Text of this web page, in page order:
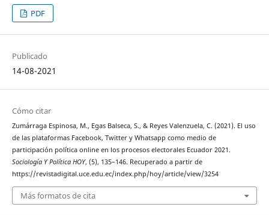
PDF
Publicado
14-08-2021
Cómo citar
Zumárraga Espinosa, M., Egas Balseca, S., & Reyes Valenzuela, C. (2021). El uso
de las plataformas Facebook, Twitter y Whatsapp como medio de
participación política online en los procesos electorales Ecuador 2021.
Sociología Y Política HOY, (5), 135–146. Recuperado a partir de
https://revistadigital.uce.edu.ec/index.php/hoy/article/view/3254
Más formatos de cita